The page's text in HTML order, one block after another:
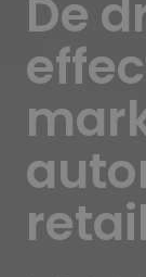
De
retail